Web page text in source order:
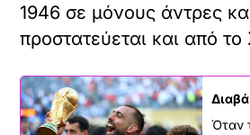
1946 σε μόνους άντρες
προστατεύεται και από
Όταν